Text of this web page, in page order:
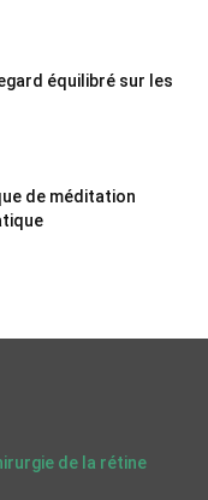
équilibré sur les
de méditation
de la rétine